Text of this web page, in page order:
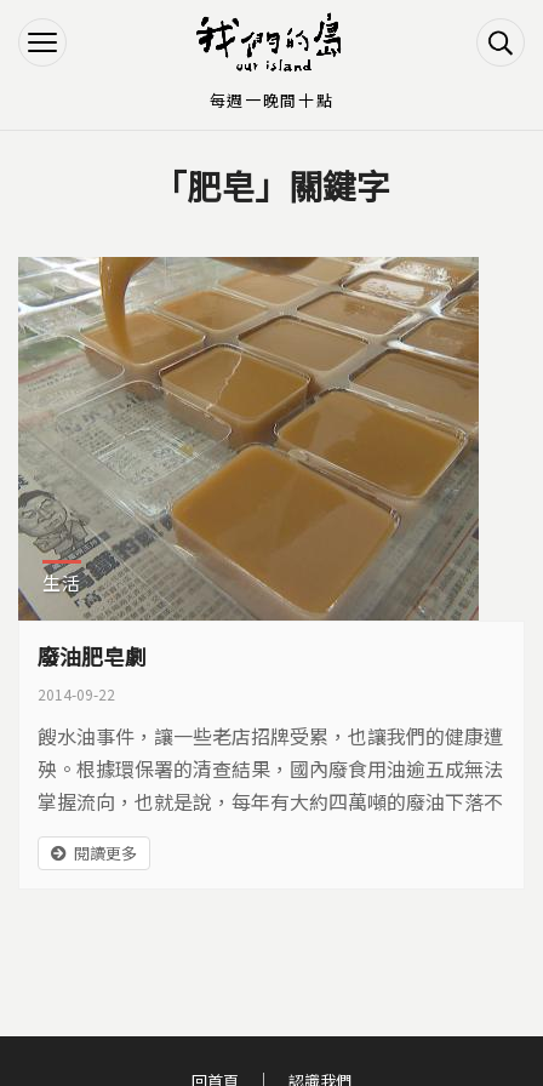
Jump to Navigation
Jump to Main content
「肥皂」關鍵字
生活
廢油肥皂劇
2014-09-22
餿水油事件，讓一些老店招牌受累，也讓我們的健康遭
殃。根據環保署的清查結果，國內廢食用油逾五成無法
掌握流向，也就是說，每年有大約四萬噸的廢油下落不
明，研判應該是被家庭及攤商轉賣或任意丟棄，堵塞了
自家水槽、下水道或成為地下油行煉製黑心油的來源。
閱讀更多
回首頁 認識我們
每週一晚間十點